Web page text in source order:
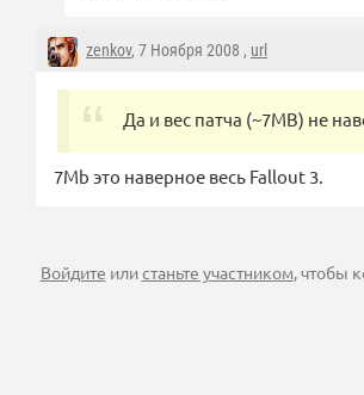
zenkov, 7 Ноября 2008 , url
Да и вес патча (~7MB) не
7Mb это наверное весь Fallout 3.
Войдите илистаньте участником, чтобы